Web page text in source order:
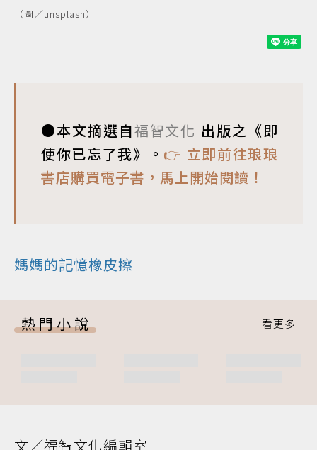
（圖／unsplash）
●本文摘選自福智文化 出版之《即
使你已忘了我》。 👉 立即前往琅琅
書店購買電子書，馬上開始閱讀！
媽媽的記憶橡皮擦
熱門小說
文／福智文化編輯室